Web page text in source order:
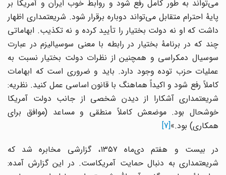
می‌تواند به طور کامل رفع شود و روابط خوب ایران و آمریکا بر
پایهٔ احترام متقابل می‌تواند دوباره برقرار شود. شریعتمداری اظهار
داشت که او نه دولت بختیار را تأیید کرده و نه تکذیب. ابهاماتی
چند که در برنامهٔ بختیار در رابطه با معنی سوسیالیزم در عبارت
سوسیال دمکراسی و همچنین از نظرات دولت بختیار نسبت به
عملیات حزب توده وجود دارد. باید و ضروری است که ابهامات
کاملاً رفع شود و اکیداً هماهنگ با قانون اساسی عمل کنید. نظریه:
شریعتمداری آشکارا از دیدن شخصی از جانب دولت آمریکا
خوشحال بود. موضعش کاملاً منطقی و مساعد (موافق برای
همکاری) بود.»[7]
در بیست و هفتم دی‌ماه ۱۳۵۷، گزارشی مخابره شد که
شریعتمداری به دنبال حمایت آمریکاست. در این گزارش آمده: